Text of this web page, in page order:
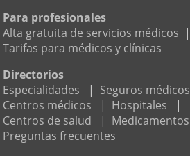
Para profesionales
Alta gratuita de servicios médicos |
Tarifas para médicos y clínicas
Directorios
Especialidades
| Seguros médicos
Centros médicos
| Hospitales
|
Centros de salud
| Medicamentos
Preguntas frecuentes